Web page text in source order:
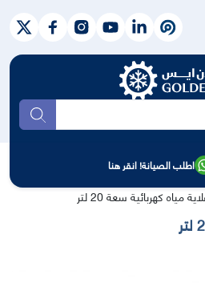
بحث
اطلب الصيانة! انقر هنا
مياه كهربائية سعة 20 لتر